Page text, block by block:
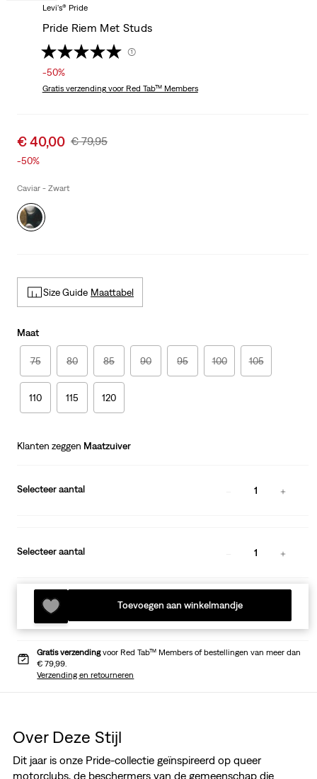
Levi's® Pride
Pride Riem Met Studs
(1)
-50%
Gratis verzendingvoor Red Tab™ Members
Sale
price
€ 40,00 Original
€ 79,95
-50%
Caviar - Zwart
Size Guide Maattabel
Maat
75 80 85 90 95 100 105
110 115 120
Klanten zeggen Maatzuiver
Selecteer aantal 1
Selecteer aantal 1
Toevoegen aan winkelmandje
Gratis verzendingvoor Red Tab™ Members of bestellingen van meer dan
€ 79,99.
Verzending en retourneren
Over Deze Stijl
Dit jaar is onze Pride-collectie geïnspireerd op queer
motorclubs, de beschermers van de gemeenschap die